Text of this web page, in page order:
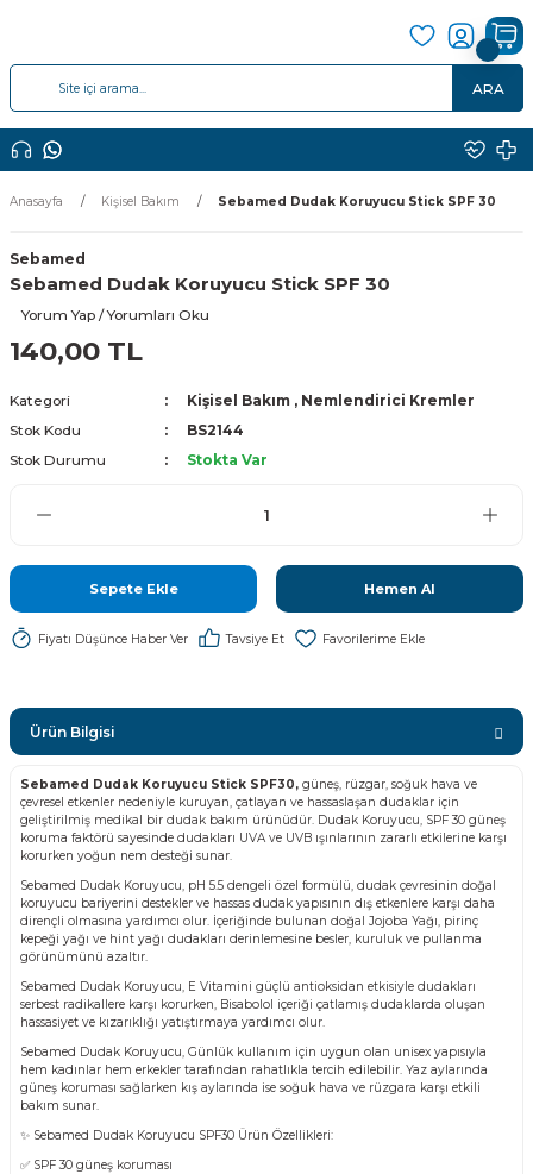
ARA
Anasayfa Kişisel Bakım Sebamed Dudak Koruyucu Stick SPF 30
Sebamed
Sebamed Dudak Koruyucu Stick SPF 30
Yorum Yap / Yorumları Oku
140,00 TL
Kategori Kişisel Bakım , Nemlendirici Kremler
Stok Kodu
BS2144
Stok Durumu
Stokta Var
Sepete Ekle Hemen Al
Fiyatı Düşünce Haber Ver Tavsiye Et
Ürün Bilgisi
Sebamed Dudak Koruyucu Stick SPF30, güneş, rüzgar, soğuk hava ve
çevresel etkenler nedeniyle kuruyan, çatlayan ve hassaslaşan dudaklar için
geliştirilmiş medikal bir dudak bakım ürünüdür. Dudak Koruyucu, SPF 30 güneş
koruma faktörü sayesinde dudakları UVA ve UVB ışınlarının zararlı etkilerine karşı
korurken yoğun nem desteği sunar.
Sebamed Dudak Koruyucu, pH 5.5 dengeli özel formülü, dudak çevresinin doğal
koruyucu bariyerini destekler ve hassas dudak yapısının dış etkenlere karşı daha
dirençli olmasına yardımcı olur. İçeriğinde bulunan doğal Jojoba Yağı, pirinç
kepeği yağı ve hint yağı dudakları derinlemesine besler, kuruluk ve pullanma
görünümünü azaltır.
Sebamed Dudak Koruyucu, E Vitamini güçlü antioksidan etkisiyle dudakları
serbest radikallere karşı korurken, Bisabolol içeriği çatlamış dudaklarda oluşan
hassasiyet ve kızarıklığı yatıştırmaya yardımcı olur.
Sebamed Dudak Koruyucu, Günlük kullanım için uygun olan unisex yapısıyla
hem kadınlar hem erkekler tarafından rahatlıkla tercih edilebilir. Yaz aylarında
güneş koruması sağlarken kış aylarında ise soğuk hava ve rüzgara karşı etkili
bakım sunar.
✨ Sebamed Dudak Koruyucu SPF30 Ürün Özellikleri:
✅ SPF 30 güneş koruması